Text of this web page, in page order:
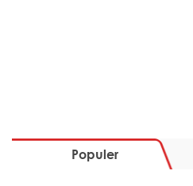
Populer